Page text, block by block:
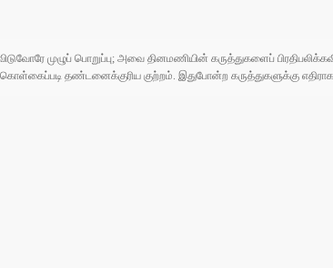
முழுப் பொறுப்பு; அவை தினமணியின் கருத்துகளைப்
தண்டனைக்குரிய குற்றம். இதுபோன்ற கருத்துகளுக்கு எதிராக